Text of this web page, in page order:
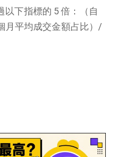
以下指標的 5 倍：（自
月平均成交金額占比）/